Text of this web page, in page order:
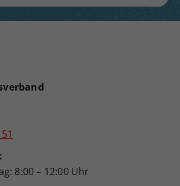
8:00 – 12:00 Uhr